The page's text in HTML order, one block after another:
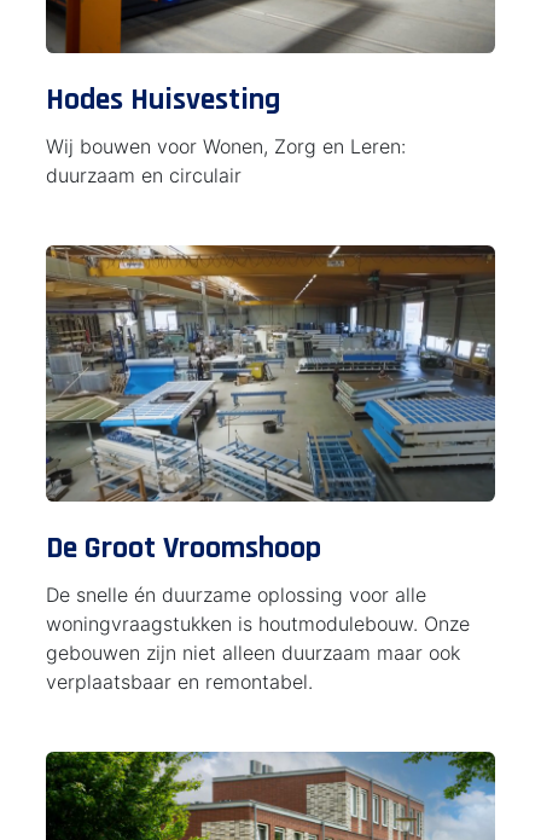
Hodes Huisvesting
Wij bouwen voor Wonen, Zorg en Leren:
duurzaam en circulair
De Groot Vroomshoop
De snelle én duurzame oplossing voor alle
woningvraagstukken is houtmodulebouw. Onze
gebouwen zijn niet alleen duurzaam maar ook
verplaatsbaar en remontabel.